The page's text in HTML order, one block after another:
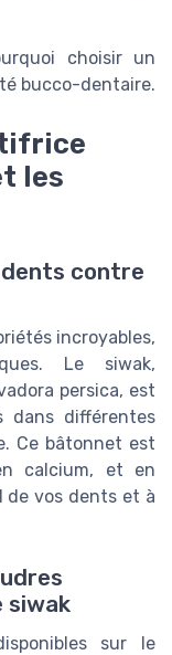
choisir un
bucco-dentaire.
les
dents contre
incroyables,
Le siwak,
persica, est
dans différentes
Ce bâtonnet est
calcium, et en
de vos dents et à
siwak
sur le